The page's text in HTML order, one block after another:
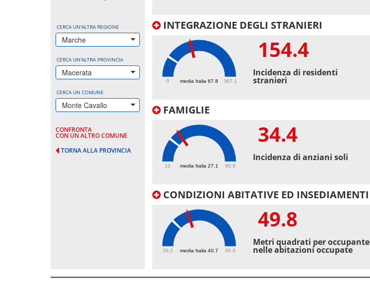
CERCA UN'ALTRA REGIONE
Marche
CERCA UN'ALTRA PROVINCIA
Macerata
CERCA UN COMUNE
Monte Cavallo
CONFRONTA
CON UN ALTRO COMUNE
TORNA ALLA PROVINCIA
INTEGRAZIONE DEGLI STRANIERI
media Italia 67.8
0 367.1
154.4
Incidenza di residenti
stranieri
FAMIGLIE
media Italia 27.1
10 90.9
34.4
Incidenza di anziani soli
CONDIZIONI ABITATIVE ED INSEDIAMENTI
media Italia 40.7
26.2 85.6
49.8
Metri quadrati per occupante
nelle abitazioni occupate